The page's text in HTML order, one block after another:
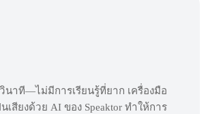
นาที—ไม่มีการเรียนรู้ที่ยาก เครื่องมือ
เสียงด้วย AI ของ Speaktor ทำให้การ